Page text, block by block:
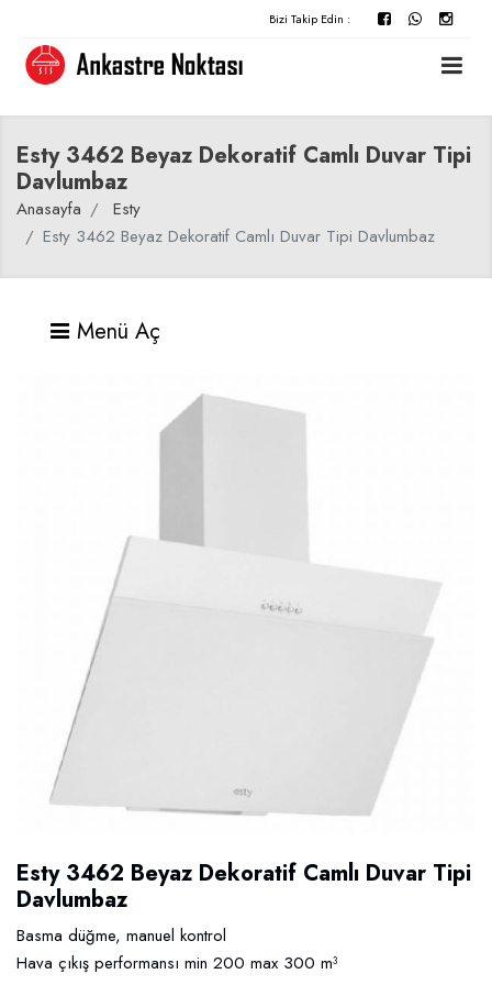
Bizi Takip Edin :
Esty 3462 Beyaz Dekoratif Camlı Duvar Tipi
Davlumbaz
Anasayfa
Esty
Esty 3462 Beyaz Dekoratif Camlı Duvar Tipi Davlumbaz
Menü Aç
Esty 3462 Beyaz Dekoratif Camlı Duvar Tipi
Davlumbaz
Basma düğme, manuel kontrol
Hava çıkış performansı min 200 max 300 m³